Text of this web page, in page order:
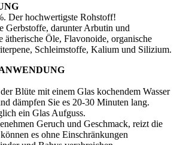
Der hochwertigste Rohstoff!
Gerbstoffe, darunter Arbutin und
Öle, Flavonoide, organische
Schleimstoffe, Kalium und Silizium.
Blüte mit einem Glas kochendem Wasser
dämpfen Sie es 20-30 Minuten lang.
ein Glas Aufguss.
Geruch und Geschmack, reizt die
es ohne Einschränkungen